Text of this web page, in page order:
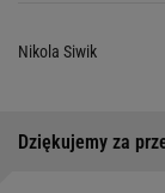
Nikola Siwik
Dziękujemy za